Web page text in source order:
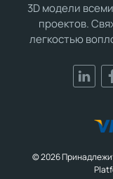
3D модели
проектов.
легкостью
© 2026